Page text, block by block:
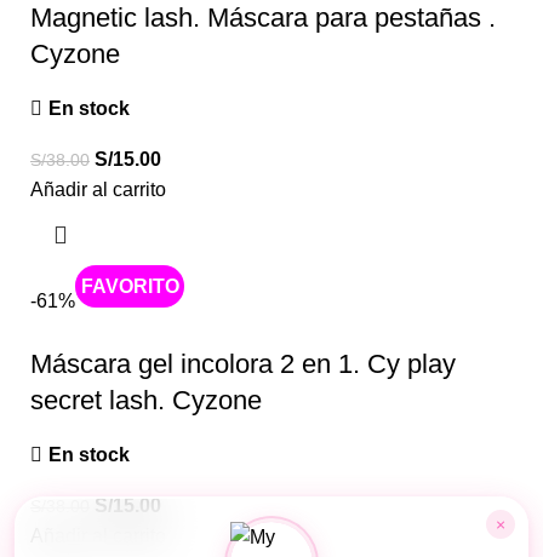
Magnetic lash. Máscara para pestañas .
Cyzone
En stock
S/38.00 S/15.00
Añadir al carrito
-61%
Caliente
Máscara gel incolora 2 en 1. Cy play
secret lash. Cyzone
En stock
S/15.00
×